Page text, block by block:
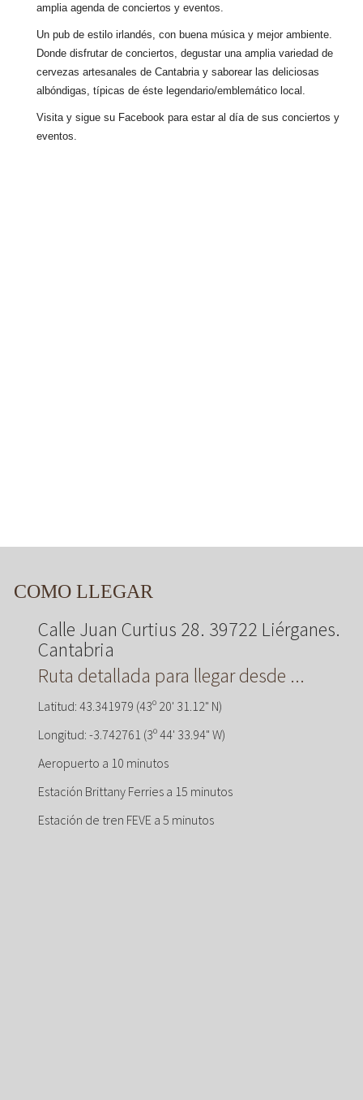
amplia agenda de conciertos y eventos.
Un pub de estilo irlandés, con buena música y mejor ambiente.
Donde disfrutar de conciertos, degustar una amplia variedad de
cervezas artesanales de Cantabria y saborear las deliciosas
albóndigas, típicas de éste legendario/emblemático local.
Visita y sigue su Facebook para estar al día de sus conciertos y
eventos.
COMO LLEGAR
Calle Juan Curtius 28. 39722 Liérganes.
Cantabria
Ruta detallada para llegar desde ...
Latitud: 43.341979 (43º 20' 31.12" N)
Longitud: -3.742761 (3º 44' 33.94" W)
Aeropuerto a 10 minutos
Estación Brittany Ferries a 15 minutos
Estación de tren FEVE a 5 minutos